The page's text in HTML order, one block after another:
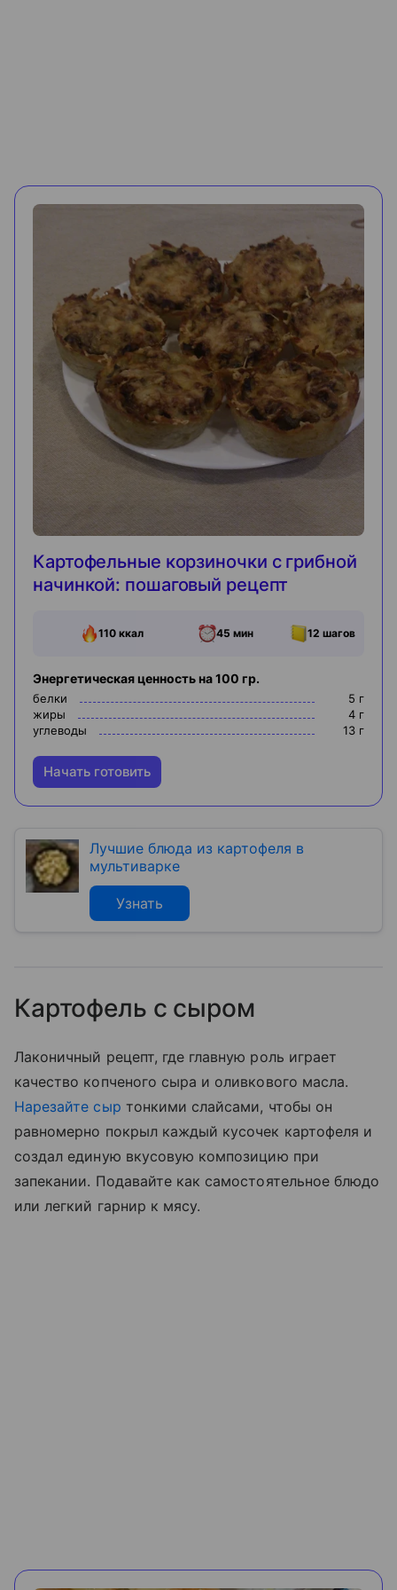
Картофельные корзиночки с грибной
начинкой: пошаговый рецепт
110ккал 45 мин 12 шагов
Энергетическая ценность на 100 гр.
белки 5 г
жиры
4 г
углеводы
13 г
Начать готовить
Лучшие блюда из картофеля в
мультиварке
Узнать
Картофель с сыром
Лаконичный рецепт, где главную роль играет
качество копченого сыра и оливкового масла.
Нарезайте сыр тонкими слайсами, чтобы он
равномерно покрыл каждый кусочек картофеля и
создал единую вкусовую композицию при
запекании. Подавайте как самостоятельное блюдо
или легкий гарнир к мясу.